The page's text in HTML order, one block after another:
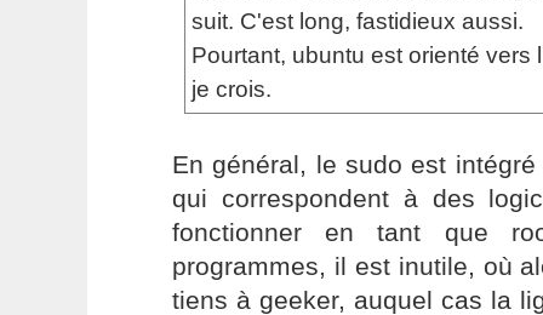
suit. C'est long, fastidieux aussi.
Pourtant, ubuntu est orienté vers
je crois.
En général, le sudo est
qui correspondent à des
fonctionner en tant que
programmes, il est inutile, où
tiens à geeker, auquel cas la